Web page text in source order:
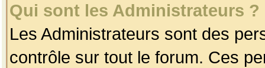
Qui sont les Administrateurs ?
Les Administrateurs sont des
contrôle sur tout le forum. Ces